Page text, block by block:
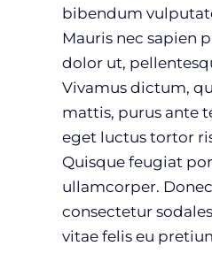
bibendum
Mauris nec sapien
dolor ut,
Vivamus dictum,
mattis, purus ante
eget luctus tortor
Quisque feugiat
ullamcorper.
consectetur
vitae felis eu